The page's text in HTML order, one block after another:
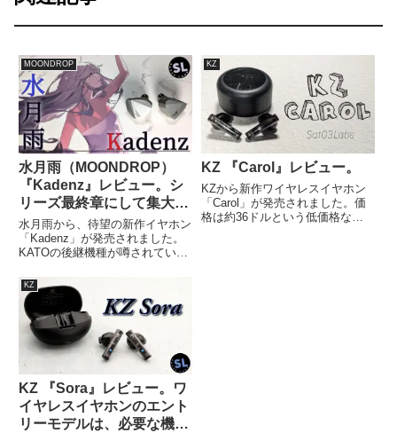
MOONDROP
水月雨（MOONDROP）
『Kadenz』レビュー。シ
リーズ最終章にして集大
成。
水月雨から、待望の新作イヤホン
「Kadenz」が発売されました。
KATOの後継機種が噂されていま
ました。シングルダイナミックド
ライバーを搭載し、KATOの音質
を継承しつつ、新たな進化を遂げ
ています。価格は190ドル。今回
は、「Kadenz」をレビューして
いきます。
KZ
KZ 『Carol』レビュー。
KZから新作ワイヤレスイヤホン
「Carol」が発売されました。価
格は約36ドルという低価格なが
KZ
KZ 『Sora』レビュー。ワ
イヤレスイヤホンのエント
リーモデルは、必要な機能